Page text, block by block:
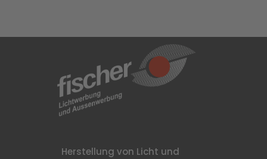
Herstellung von Licht und